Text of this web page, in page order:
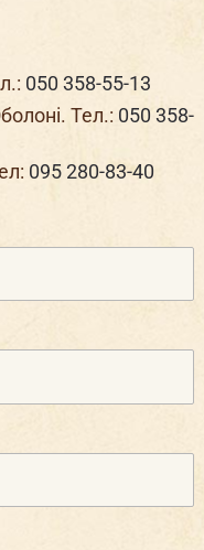
050 358-55-13
Тел.: 050 358-
095 280-83-40